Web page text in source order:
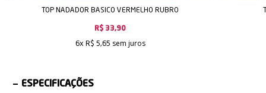
TOP NADADOR BASICO VERMELHO RUBRO
R$ 33,90
6x R$ 5,65 sem juros
ESPECIFICAÇÕES